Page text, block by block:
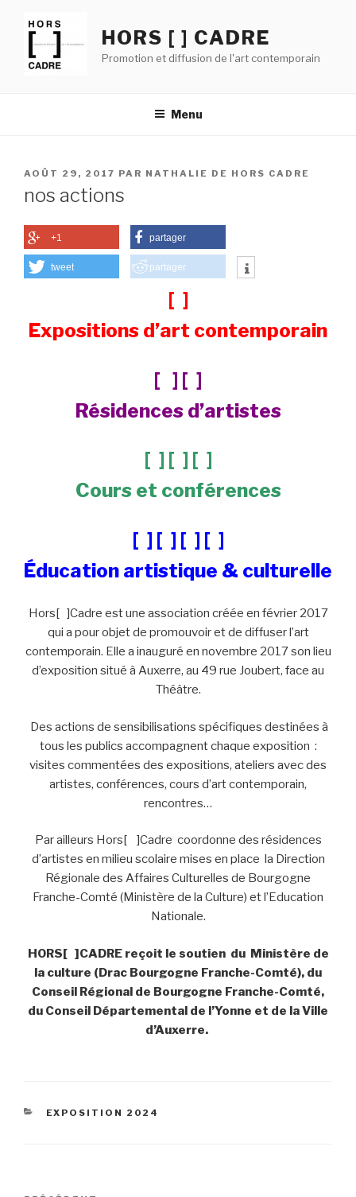
contenu
principal
HORS [ ] CADRE
Promotion et diffusion de l'art contemporain
Menu
PUBLIÉ
AOÛT 29, 2017 PAR NATHALIE DE HORS CADRE
nos actions
+1 partager
tweet partager
[ ]
Expositions d’art contemporain
[ ] [ ]
Résidences d’artistes
[ ] [ ] [ ]
Cours et conférences
[ ] [ ] [ ] [ ]
Éducation artistique & culturelle
Hors[ ]Cadre est une association créée en février 2017
qui a pour objet de promouvoir et de diffuser l’art
contemporain. Elle a inauguré en novembre 2017 son lieu
d’exposition situé à Auxerre, au 49 rue Joubert, face au
Théâtre.
Des actions de sensibilisations spécifiques destinées à
tous les publics accompagnent chaque exposition :
visites commentées des expositions, ateliers avec des
artistes, conférences, cours d’art contemporain,
rencontres…
Par ailleurs Hors[ ]Cadre coordonne des résidences
d’artistes en milieu scolaire mises en place la Direction
Régionale des Affaires Culturelles de Bourgogne
Franche-Comté (Ministère de la Culture) et l’Education
Nationale.
HORS[ ]CADRE reçoit le soutien du Ministère de
la culture (Drac Bourgogne Franche-Comté), du
Conseil Régional de Bourgogne Franche-Comté,
du Conseil Départemental de l’Yonne et de la Ville
d’Auxerre.
CATÉGORIES
EXPOSITION 2024
Navigation